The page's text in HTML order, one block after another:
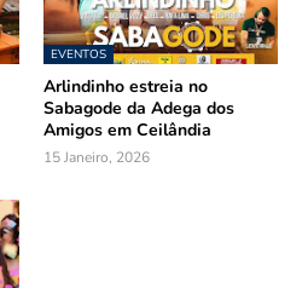
EVENTOS
Arlindinho estreia no
Sabagode da Adega dos
Amigos em Ceilândia
15 Janeiro, 2026